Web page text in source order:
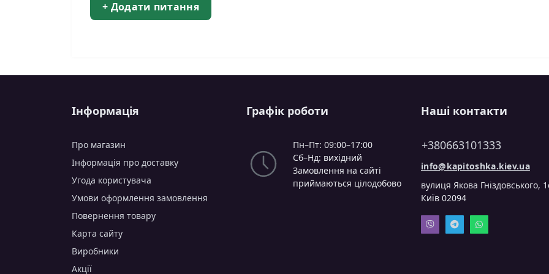
+ Додати питання
Інформація
Про магазин
Інформація про доставку
Угода користувача
Умови оформлення замовлення
Повернення товару
Карта сайту
Виробники
Акції
Графік роботи
Пн–Пт: 09:00–17:00
Сб–Нд: вихідний
Замовлення на сайті
приймаються цілодобово
Наші контакти
+380663101333
info@kapitoshka.kiev.ua
вулиця Якова Гніздовського,
Київ 02094